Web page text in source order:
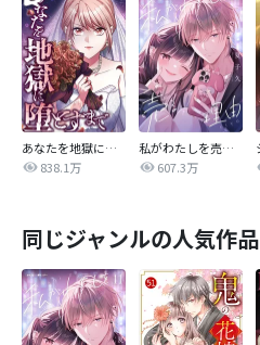
あなたを地獄に堕とすまで
838.1万
私がわたしを売る理由
607.3万
同じジャンルの人気作品